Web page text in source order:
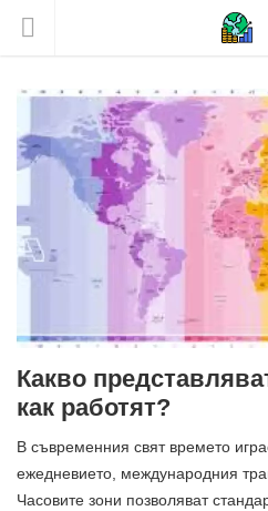
Какво
как работят?
В съвременния свят времето
ежедневието, международния
Часовите зони позволяват